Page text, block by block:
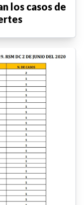
los casos de